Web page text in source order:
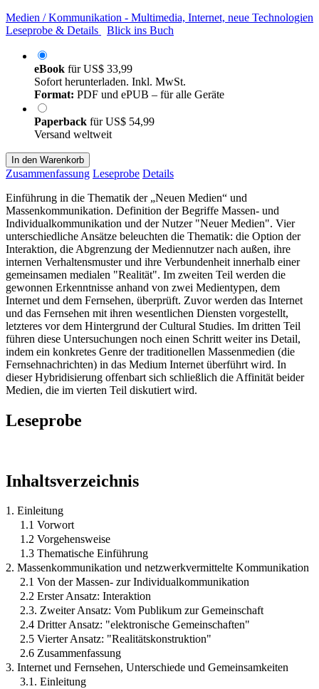
Medien / Kommunikation - Multimedia, Internet, neue Technologien
Leseprobe & Details
Blick ins Buch
eBook fürUS$ 33,99
Sofort herunterladen. Inkl. MwSt.
Format: PDF und ePUB – für alle Geräte
Paperback fürUS$ 54,99
Versand weltweit
In den Warenkorb
Zusammenfassung Leseprobe Details
Einführung in die Thematik der „Neuen Medien“ und
Massenkommunikation. Definition der Begriffe Massen- und
Individualkommunikation und der Nutzer "Neuer Medien". Vier
unterschiedliche Ansätze beleuchten die Thematik: die Option der
Interaktion, die Abgrenzung der Mediennutzer nach außen, ihre
internen Verhaltensmuster und ihre Verbundenheit innerhalb einer
gemeinsamen medialen "Realität". Im zweiten Teil werden die
gewonnen Erkenntnisse anhand von zwei Medientypen, dem
Internet und dem Fernsehen, überprüft. Zuvor werden das Internet
und das Fernsehen mit ihren wesentlichen Diensten vorgestellt,
letzteres vor dem Hintergrund der Cultural Studies. Im dritten Teil
führen diese Untersuchungen noch einen Schritt weiter ins Detail,
indem ein konkretes Genre der traditionellen Massenmedien (die
Fernsehnachrichten) in das Medium Internet überführt wird. In
dieser Hybridisierung offenbart sich schließlich die Affinität beider
Medien, die im vierten Teil diskutiert wird.
Leseprobe
Inhaltsverzeichnis
1. Einleitung
1.1 Vorwort
1.2 Vorgehensweise
1.3 Thematische Einführung
2. Massenkommunikation und netzwerkvermittelte Kommunikation
2.1 Von der Massen- zur Individualkommunikation
2.2 Erster Ansatz: Interaktion
2.3. Zweiter Ansatz: Vom Publikum zur Gemeinschaft
2.4 Dritter Ansatz: "elektronische Gemeinschaften"
2.5 Vierter Ansatz: "Realitätskonstruktion"
2.6 Zusammenfassung
3. Internet und Fernsehen, Unterschiede und Gemeinsamkeiten
3.1. Einleitung